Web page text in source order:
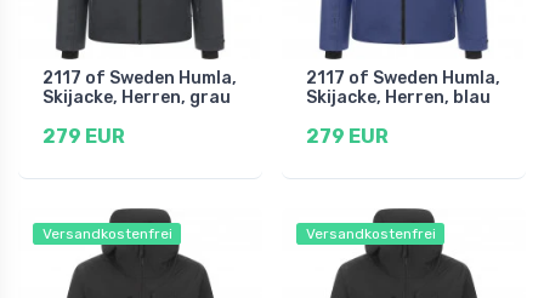
2117 of Sweden Humla,
Skijacke, Herren, grau
279 EUR
2117 of Sweden Humla,
Skijacke, Herren, blau
279 EUR
Versandkostenfrei Versandkostenfrei